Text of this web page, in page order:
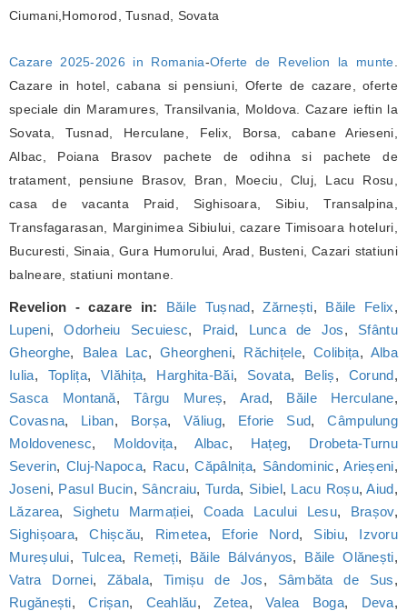
Ciumani,Homorod, Tusnad, Sovata
Cazare 2025-2026 in Romania-Oferte de Revelion la munte
Cazare in hotel, cabana si pensiuni, Oferte de cazare, oferte
speciale din Maramures, Transilvania, Moldova. Cazare ieftin la
Sovata, Tusnad, Herculane, Felix, Borsa, cabane Arieseni,
Albac, Poiana Brasov pachete de odihna si pachete de
tratament, pensiune Brasov, Bran, Moeciu, Cluj, Lacu Rosu,
casa de vacanta Praid, Sighisoara, Sibiu, Transalpina,
Transfagarasan, Marginimea Sibiului, cazare Timisoara hoteluri,
Bucuresti, Sinaia, Gura Humorului, Arad, Busteni, Cazari statiuni
balneare, statiuni montane.
Revelion - cazare in: Băile Tușnad,Zărnești, Băile Felix,
Lupeni,Odorheiu Secuiesc, Praid, Lunca de Jos, Sfântu
Gheorghe, Balea Lac,Gheorgheni, Răchițele,Colibița, Alba
Iulia, Toplița,Vlăhița, Harghita-Băi, Sovata, Beliș, Corund,
Sasca Montană,Târgu Mureș, Arad, Băile Herculane,
Covasna, Liban, Borșa,Văliug, Eforie Sud,Câmpulung
Moldovenesc, Moldovița, Albac, Hațeg, Drobeta-Turnu
Severin, Cluj-Napoca, Racu,Căpâlnița, Sândominic,Arieșeni,
Joseni, Pasul Bucin, Sâncraiu, Turda, Sibiel, Lacu Roșu,Aiud,
Lăzarea, Sighetu Marmației,Coada Lacului Lesu, Brașov,
Sighișoara,Chișcău, Rimetea, Eforie Nord, Sibiu, Izvoru
Mureșului, Tulcea, Remeți, Băile Bálványos, Băile Olănești,
Vatra Dornei,Zăbala, Timișu de Jos, Sâmbăta de Sus,
Rugănești,Crișan, Ceahlău,Zetea,Valea Boga, Deva,